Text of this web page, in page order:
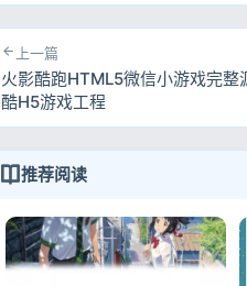
上一篇
火影酷跑HTML5微信小游戏完整
酷H5游戏工程
推荐阅读